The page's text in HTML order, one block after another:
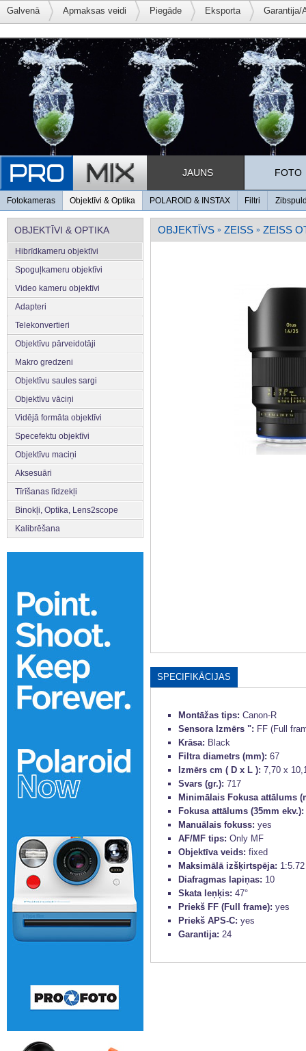
Galvenā Apmaksas veidi Piegāde Eksporta Garantija/
JAUNS FOTO
Fotokameras Objektīvi & Optika POLAROID & INSTAX Filtri
OBJEKTĪVI & OPTIKA
Hibrīdkameru objektīvi
Spoguļkameru objektīvi
Video kameru objektīvi
Adapteri
Telekonvertieri
Objektīvu pārveidotāji
Makro gredzeni
Objektīvu saules sargi
Objektīvu vāciņi
Vidējā formāta objektīvi
Specefektu objektīvi
Objektīvu maciņi
Aksesuāri
Tīrīšanas līdzekļi
Binokļi, Optika, Lens2scope
Kalibrēšana
OBJEKTĪVS » ZEISS » ZEISS
SPECIFIKĀCIJAS
Montāžas tips: Canon-R
Sensora Izmērs ": FF (Full
Krāsa: Black
Filtra diametrs (mm): 67
Izmērs cm ( D x L ): 7,70 x
Svars (gr.): 717
Minimālais Fokusa attālums
Fokusa attālums (35mm ekv.):
Manuālais fokuss: yes
AF/MF tips: Only MF
Objektīva veids: fixed
Maksimālā izšķirtspēja: 1:5.72
Diafragmas lapiņas: 10
Skata leņķis: 47°
Priekš FF (Full frame): yes
Priekš APS-C: yes
Garantija: 24